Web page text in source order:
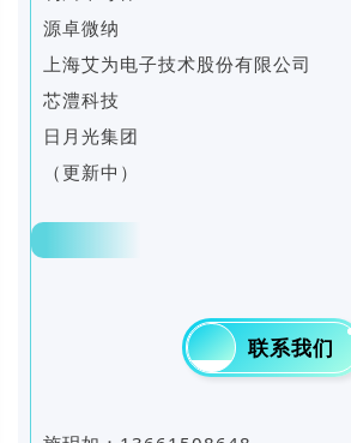
源卓微纳
上海艾为电子技术股份有限公司
芯澧科技
日月光集团
（更新中）
05 联系我们